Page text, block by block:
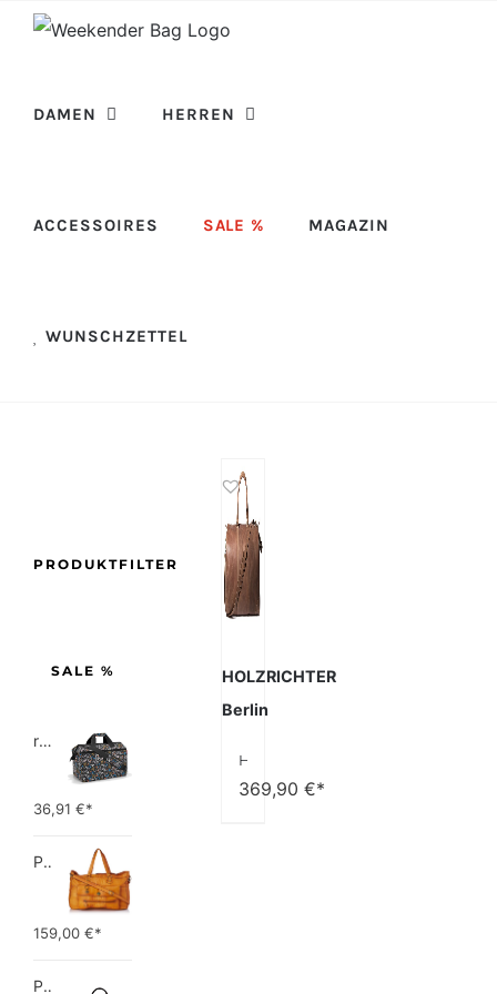
Skip
DAMEN HERREN
ACCESSOIRES SALE % MAGAZIN
WUNSCHZETTEL
HOLZRICHTER
Berlin
369,90€*
PRODUKTFILTER
SALE %
reisenthel allrounder L pocket  Vielseitige Doktortasche für Reise, Arbeit und Freizeit  Mit praktischer Trolley…
36,91 €*
PIECES TOTALLY ROYAL LEATHER TRAVEL BAG 17055349 Damen Umhängetaschen ,1 Groesse (51 x 33 x 14,5 cm)
159,00 €*
Picard Unisex-Erwachsene Buddy Gepäck- Handgepäck